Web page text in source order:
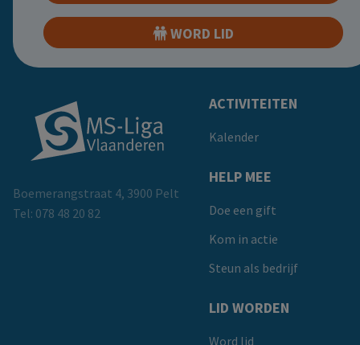
WORD LID
Boemerangstraat 4, 3900 Pelt
Tel: 078 48 20 82
Doormat
ACTIVITEITEN
Kalender
HELP MEE
Doe een gift
Kom in actie
Steun als bedrijf
LID WORDEN
Word lid